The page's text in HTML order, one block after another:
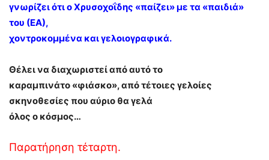
γνωρίζει ότι ο Χρυσοχοΐδης «παίζει» με τα «παιδιά»
του (ΕΑ),
χοντροκομμένα και γελοιογραφικά.
Θέλει να διαχωριστεί από αυτό το
καραμπινάτο «φιάσκο», από τέτοιες γελοίες
σκηνοθεσίες που αύριο θα γελά
όλος ο κόσμος…
Παρατήρηση τέταρτη.